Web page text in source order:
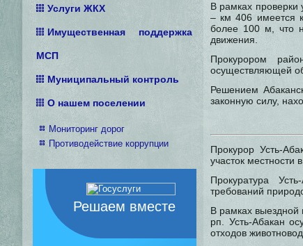
Услуги ЖКХ
Имущественная поддержка
МСП
Муниципальный контроль
О нашем поселении
Мониторинг дорог
Противодействие коррупции
Решаем вместе
В рамках проверки
– км 406 имеется
более 100 м, что
движения.
Прокурором
осуществляющей
Решением
законную силу,
Прокурор Усть-
участок местности
Прокуратура
требований
В рамках выездной
рп. Усть-Абакан
отходов